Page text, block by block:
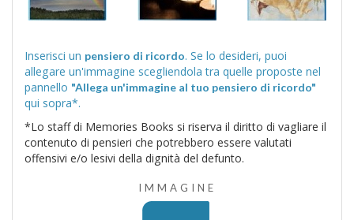
Inserisci un pensiero di ricordo. Se lo desideri, puoi
allegare un'immagine scegliendola tra quelle proposte nel
pannello "Allega un'immagine al tuo pensiero di ricordo"
qui sopra*.
*Lo staff di Memories Books si riserva il diritto di vagliare il
contenuto di pensieri che potrebbero essere valutati
offensivi e/o lesivi della dignità del defunto.
IMMAGINE